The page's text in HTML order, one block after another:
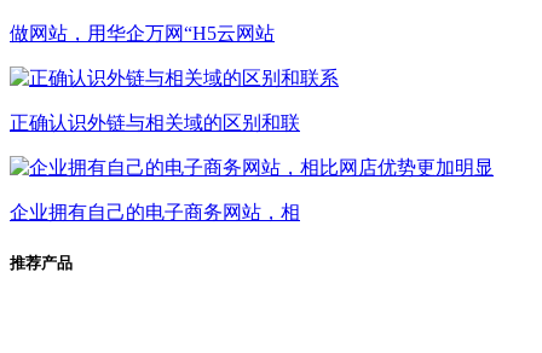
做网站，用华企万网“H5云网站
正确认识外链与相关域的区别和联
企业拥有自己的电子商务网站，相
推荐产品